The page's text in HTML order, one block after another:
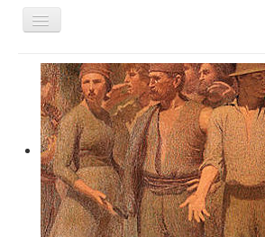
Cambia
navigazione
Home
Questo sito
Articoli e Saggi
Interventi e Relazioni
Libri e Pubblicazioni
Audiovisivi